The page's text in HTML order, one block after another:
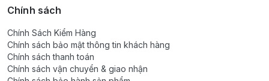
Chính sách
Chính Sách Kiểm Hàng
Chính sách bảo mật thông tin khách hàng
Chính sách thanh toán
Chính sách vận chuyển & giao nhận